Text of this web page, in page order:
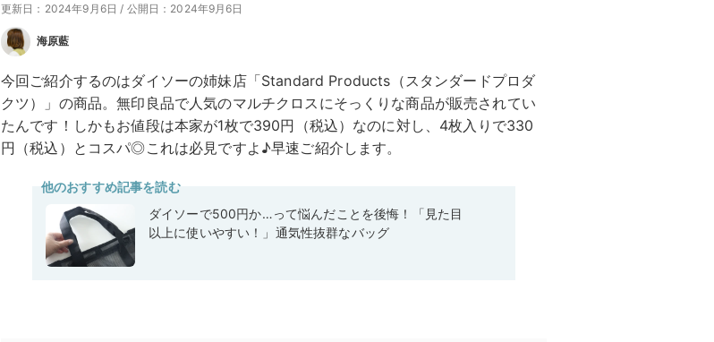
更新日：2024年9月6日 / 公開日：2024年9月6日
海原藍
今回ご紹介するのはダイソーの姉妹店「Standard Products（スタンダードプロダ
クツ）」の商品。無印良品で人気のマルチクロスにそっくりな商品が販売されてい
たんです！しかもお値段は本家が1枚で390円（税込）なのに対し、4枚入りで330
円（税込）とコスパ◎これは必見ですよ♪早速ご紹介します。
他のおすすめ記事を読む
ダイソーで500円か…って悩んだことを後悔！「見た目
以上に使いやすい！」通気性抜群なバッグ